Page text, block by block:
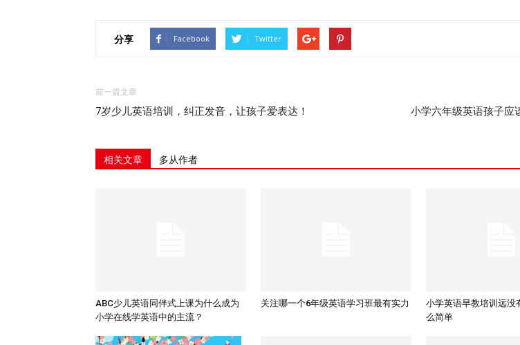
分享 Facebook Twitter
前一篇文章
7岁少儿英语培训，纠正发音，让孩子爱表达！ 小学六年级英语孩子应
相关文章 多从作者
ABC少儿英语同伴式上课为什么成为
小学在线学英语中的主流？
关注哪一个6年级英语学习班最有实力
小学英语早教培训远没
么简单